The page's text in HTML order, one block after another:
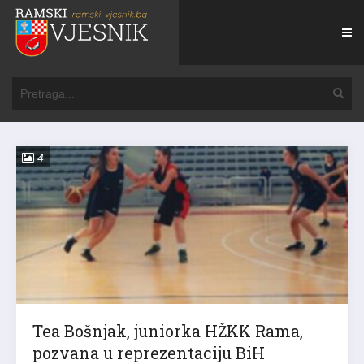
4
Tea Bošnjak, juniorka HŽKK Rama,
pozvana u reprezentaciju BiH